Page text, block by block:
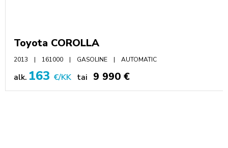
Toyota COROLLA
2013 161000 GASOLINE AUTOMATIC
alk. 163 €/KK tai 9 990 €